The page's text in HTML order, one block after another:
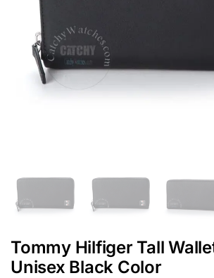
Tommy Hilfiger Tall
Unisex Black Color